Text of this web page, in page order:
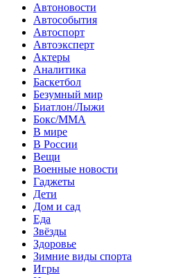
Автоновости
Автособытия
Автоспорт
Автоэксперт
Актеры
Аналитика
Баскетбол
Безумный мир
Биатлон/Лыжи
Бокс/MMA
В мире
В России
Вещи
Военные новости
Гаджеты
Дети
Дом и сад
Еда
Звёзды
Здоровье
Зимние виды спорта
Игры